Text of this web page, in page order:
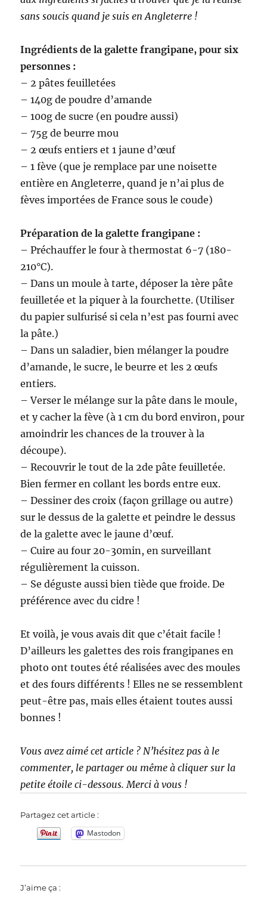
sans soucis quand je suis en Angleterre !
Ingrédients de la galette frangipane, pour six
personnes :
– 2 pâtes feuilletées
– 140g de poudre d’amande
– 100g de sucre (en poudre aussi)
– 75g de beurre mou
– 2 œufs entiers et 1 jaune d’œuf
– 1 fève (que je remplace par une noisette
entière en Angleterre, quand je n’ai plus de
fèves importées de France sous le coude)
Préparation de la galette frangipane :
– Préchauffer le four à thermostat 6-7 (180-
210°C).
– Dans un moule à tarte, déposer la 1ère pâte
feuilletée et la piquer à la fourchette. (Utiliser
du papier sulfurisé si cela n’est pas fourni avec
la pâte.)
– Dans un saladier, bien mélanger la poudre
d’amande, le sucre, le beurre et les 2 œufs
entiers.
– Verser le mélange sur la pâte dans le moule,
et y cacher la fève (à 1 cm du bord environ, pour
amoindrir les chances de la trouver à la
découpe).
– Recouvrir le tout de la 2de pâte feuilletée.
Bien fermer en collant les bords entre eux.
– Dessiner des croix (façon grillage ou autre)
sur le dessus de la galette et peindre le dessus
de la galette avec le jaune d’œuf.
– Cuire au four 20-30min, en surveillant
régulièrement la cuisson.
– Se déguste aussi bien tiède que froide. De
préférence avec du cidre !
Et voilà, je vous avais dit que c’était facile !
D’ailleurs les galettes des rois frangipanes en
photo ont toutes été réalisées avec des moules
et des fours différents ! Elles ne se ressemblent
peut-être pas, mais elles étaient toutes aussi
bonnes !
Vous avez aimé cet article ? N’hésitez pas à le
commenter, le partager ou même à cliquer sur la
petite étoile ci-dessous. Merci à vous !
Partagez cet article :
Mastodon
J’aime ça :